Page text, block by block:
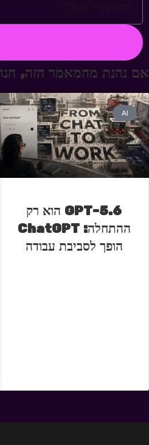
אם נהנת מהמאמר הזה,
AI
GPT-5.6 הוא רק
ההתחלה: ChatGPT
הופך לסביבת עבודה